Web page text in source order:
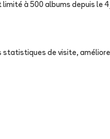
à 500 albums depuis le
statistiques de visite,